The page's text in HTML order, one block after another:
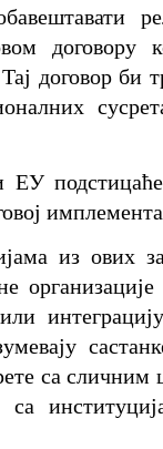
договору
договор би
из ових
са
са